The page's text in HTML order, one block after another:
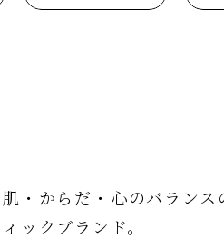
肌・からだ・心のバラン
ィックブランド。